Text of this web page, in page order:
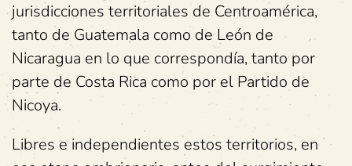
jurisdicciones territoriales de Centroamérica,
tanto de Guatemala como de León de
Nicaragua en lo que correspondía, tanto por
parte de Costa Rica como por el Partido de
Nicoya.
Libres e independientes estos territorios, en